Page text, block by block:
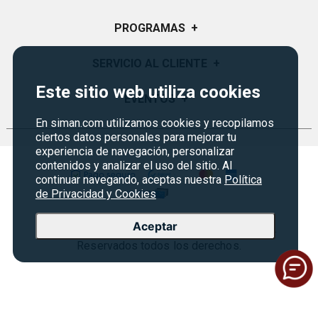
Este sitio web utiliza cookies
En siman.com utilizamos cookies y recopilamos
ciertos datos personales para mejorar tu
experiencia de navegación, personalizar
contenidos y analizar el uso del sitio. Al
continuar navegando, aceptas nuestra Política
de Privacidad y Cookies
Aceptar
Quiénes Somos
Visión y Misión
Sucursales
Servicios
Empleos Siman
PROGRAMAS +
Certificados de Regalo
Credisiman
Preguntas Frecuentes
Política de devoluciones
Contáctenos
Seguridad del sitio
Política de Privacidad
Condiciones ofertas
Terminos Legales
EVENTOS +
Fiesta del fútbol
Rebajas
Copyright © 2026 Almacenes Siman Nicaragua.